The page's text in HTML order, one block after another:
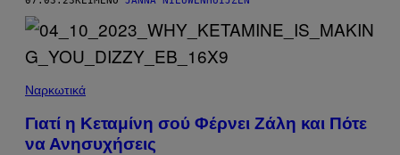
Ναρκωτικά
Γιατί η Kεταμίνη σού Φέρνει Ζάλη και Πότε
να Ανησυχήσεις